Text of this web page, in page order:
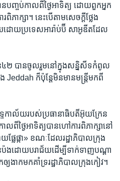
បញ្ចប់​កាលពី​ថ្ងៃ​អាទិត្យ ​ដោយ​ពួក​អ្នក​
ពិភាក្សា។ នេះ​បើតាម​សេចក្តី​ថ្លែង
ោយ​ប្រទេស​អារ៉ាប់ប៊ី សាអូឌីត​ដែល​
៤២ ​បាន​ចូលរួម​នៅ​ក្នុង​សន្និសីទ​កំពូល​
Jeddah ​ក៏​ប៉ុន្តែ​មិន​មាន​មន្ត្រី​មកពី​
កាល័យ​របស់​ប្រធានាធិបតី​អ៊ុយក្រែន​
ពី​ថ្ងៃ​អាទិត្យ​បាន​ហៅ​ការពិភាក្សា​នៅ​
លែផ្កា»​ ខណៈដែល​រដ្ឋាភិបាល​ក្រុង​
ប៉ង​ដោយ​បរាជ័យ​ដើម្បី​ទាក់ទាញ​បណ្តា​
ងាក​មក​គាំទ្រ​រដ្ឋាភិបាល​ក្រុង​កៀវ។